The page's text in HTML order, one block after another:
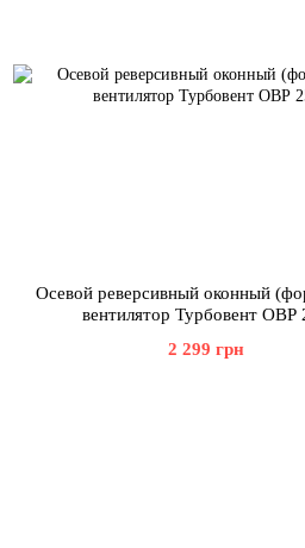
Осевой реверсивный оконный
вентилятор Турбовент ОВР
2 299 грн